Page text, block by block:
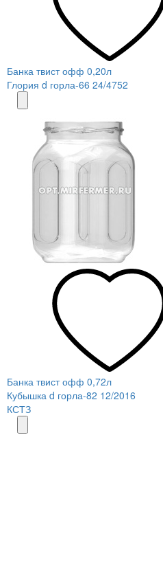
Банка твист офф 0,20л
Глория d горла-66 24/4752
Банка твист офф 0,72л
Кубышка d горла-82 12/2016
КСТЗ